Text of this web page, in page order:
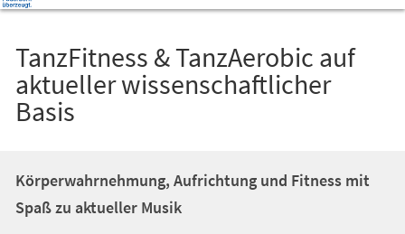
TanzFitness & TanzAerobic auf
aktueller wissenschaftlicher
Basis
Körperwahrnehmung, Aufrichtung und Fitness mit
Spaß zu aktueller Musik